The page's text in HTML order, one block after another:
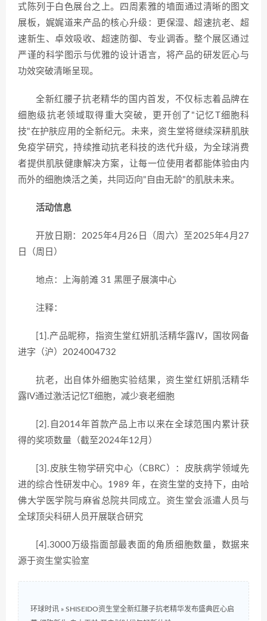
式陈列于白色展台之上。四周素雅的墙面通过清晰的图文
展板，娓娓道来产品的核心升级：更保湿、超速抗老、超
速新生、卓效吸收、超速防御、专业调香。整个展区通过
严谨的科学图示与优雅的设计语言，将产品的研发匠心与
功效突破清晰呈现。
全新红腰子抗老精华的国内首发，不仅标志着品牌在
细胞级抗老领域取得重大突破，更开创了"记忆T细胞科
技"在护肤应用的全新纪元。未来，资生堂将继续深耕肌肤
免疫学研究，持续推动抗老科技的迭代升级，为全球消费
者提供肌肤健康解决方案，让每一位使用者都能体验由内
而外的细胞焕活之美，共同迈向"自由无龄"的肌肤未来。
活动信息
开放日期：2025年4月26日（周六）至2025年4月27
日（周日）
地点：上海前滩 31 黑匣子展演中心
注释：
[1].产品昵称，指资生堂红妍肌活精华露IV，国妆网备
进字（沪）2024004732
抗老，出自体外细胞实验结果，资生堂红妍肌活精华
露IV通过激活记忆T细胞，减少衰老细胞
[2].自2014年首款产品上市以来在全球范围内累计获
得的奖项数量（截至2024年12月）
[3].皮肤生物学研究中心（CBRC）：皮肤病学领域先
进的综合性研发中心。1989 年，在资生堂的支持下，由哈
佛大学医学院与麻省总院共同成立。资生堂会派遣人员与
全球顶尖科研人员开展联合研究
[4].3000万级指面部最表面的角质细胞数量，数据来
源于资生堂实验室
环球时讯 » SHISEIDO资生堂全新红腰子抗老精华发布盛典匠心启